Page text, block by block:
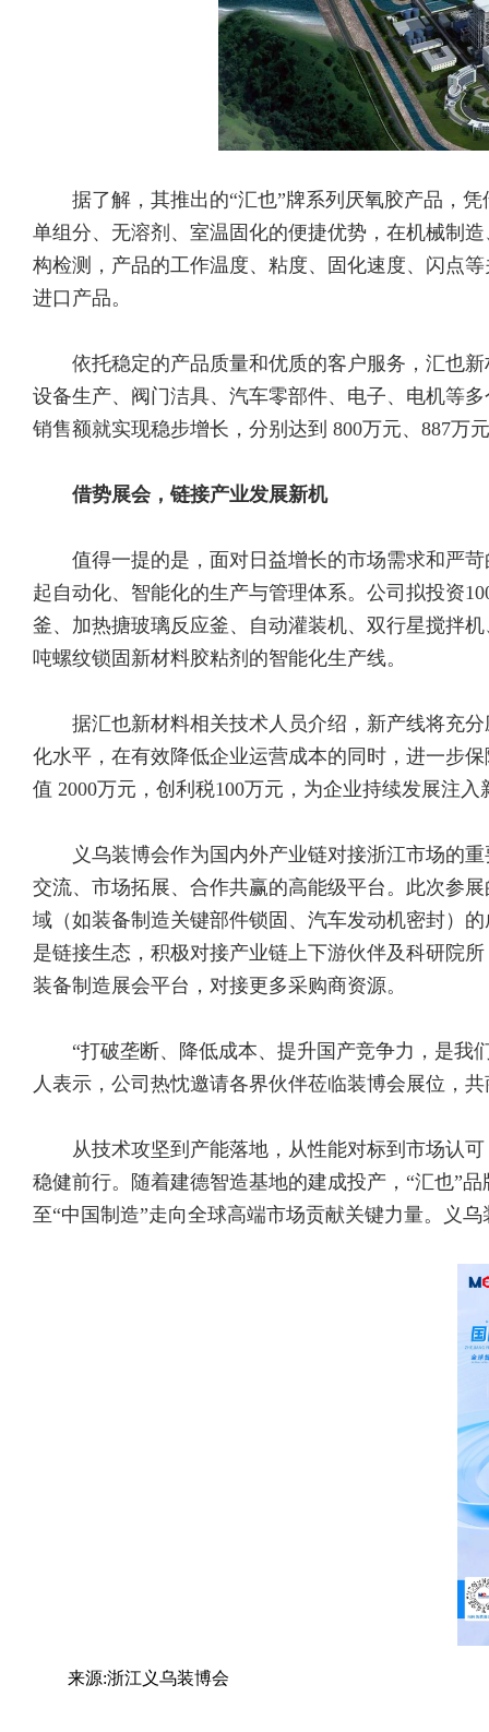
据了解，其推出的“汇也”牌系列厌氧胶产品，
单组分、无溶剂、室温固化的便捷优势，在机械制
构检测，产品的工作温度、粘度、固化速度、闪点
进口产品。
依托稳定的产品质量和优质的客户服务，汇也
设备生产、阀门洁具、汽车零部件、电子、电机等
销售额就实现稳步增长，分别达到 800万元、887万
借势展会，链接产业发展新机
值得一提的是，面对日益增长的市场需求和严
起自动化、智能化的生产与管理体系。公司拟投资
釜、加热搪玻璃反应釜、自动灌装机、双行星搅拌
吨螺纹锁固新材料胶粘剂的智能化生产线。
据汇也新材料相关技术人员介绍，新产线将充
化水平，在有效降低企业运营成本的同时，进一步
值 2000万元，创利税100万元，为企业持续发展注入
义乌装博会作为国内外产业链对接浙江市场的
交流、市场拓展、合作共赢的高能级平台。此次参
域（如装备制造关键部件锁固、汽车发动机密封）
是链接生态，积极对接产业链上下游伙伴及科研院
装备制造展会平台，对接更多采购商资源。
“打破垄断、降低成本、提升国产竞争力，是我
人表示，公司热忱邀请各界伙伴莅临装博会展位，
从技术攻坚到产能落地，从性能对标到市场认
稳健前行。随着建德智造基地的建成投产，“汇也”
至“中国制造”走向全球高端市场贡献关键力量。义
来源:浙江义乌装博会